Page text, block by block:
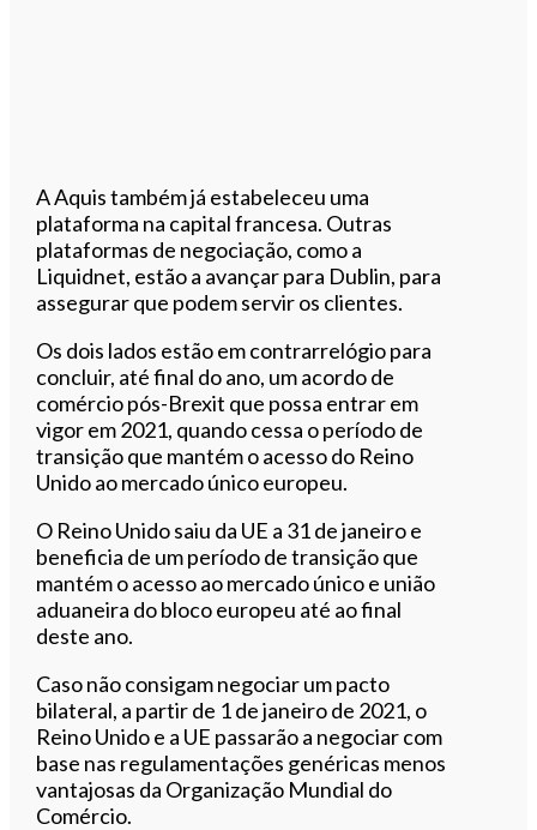
A Aquis também já estabeleceu uma
plataforma na capital francesa. Outras
plataformas de negociação, como a
Liquidnet, estão a avançar para Dublin, para
assegurar que podem servir os clientes.
Os dois lados estão em contrarrelógio para
concluir, até final do ano, um acordo de
comércio pós-Brexit que possa entrar em
vigor em 2021, quando cessa o período de
transição que mantém o acesso do Reino
Unido ao mercado único europeu.
O Reino Unido saiu da UE a 31 de janeiro e
beneficia de um período de transição que
mantém o acesso ao mercado único e união
aduaneira do bloco europeu até ao final
deste ano.
Caso não consigam negociar um pacto
bilateral, a partir de 1 de janeiro de 2021, o
Reino Unido e a UE passarão a negociar com
base nas regulamentações genéricas menos
vantajosas da Organização Mundial do
Comércio.